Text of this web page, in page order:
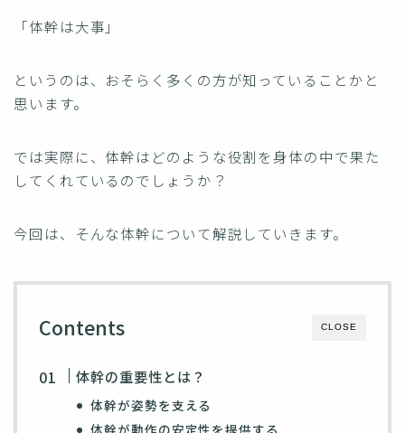
「体幹は大事」
というのは、おそらく多くの方が知っていることかと
思います。
では実際に、体幹はどのような役割を身体の中で果た
してくれているのでしょうか？
今回は、そんな体幹について解説していきます。
CLOSE
Contents
体幹の重要性とは？
体幹が姿勢を支える